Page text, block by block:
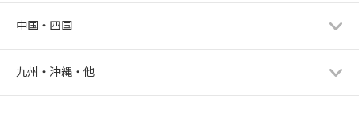
中国・四国
九州・沖縄・他